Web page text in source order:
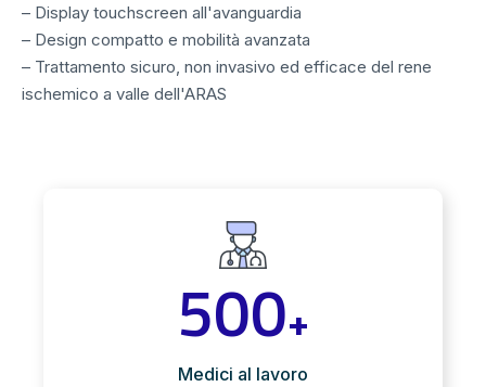
– Display touchscreen all'avanguardia
– Design compatto e mobilità avanzata
– Trattamento sicuro, non invasivo ed efficace del rene
ischemico a valle dell'ARAS
500+
Medici al lavoro